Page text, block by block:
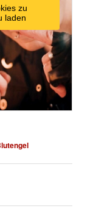
zu
laden